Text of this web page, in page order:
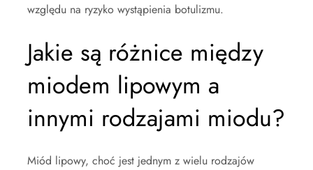
względu na ryzyko wystąpienia botulizmu.
Jakie są różnice między
miodem lipowym a
innymi rodzajami miodu?
Miód lipowy, choć jest jednym z wielu rodzajów